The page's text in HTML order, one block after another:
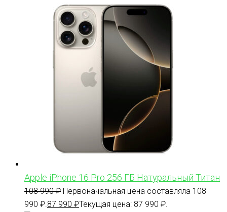
Apple iPhone 16 Pro 256 ГБ Натуральный Титан
108 990₽ Первоначальная цена составляла 108
990 ₽. 87 990 ₽Текущая цена: 87 990 ₽.